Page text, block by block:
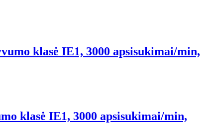
klasė IE1, 3000 apsisukimai/min,
klasė IE1, 3000 apsisukimai/min,